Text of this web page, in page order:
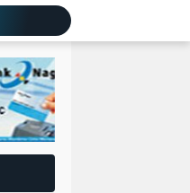
Pengerasan Jalan TMMD ke-129 Kodim 0306/50 Kota, Menguatkan Akses Menuju Kemajuan Nagari
Edukasi Keselamatan Berkedara, Ditlantas Polda Sumbar Gelar "Police Goes To Campus" di UNP